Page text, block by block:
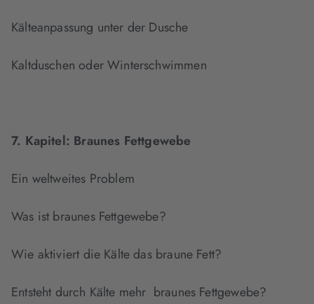
Kälteanpassung unter der Dusche
Kaltduschen oder Winterschwimmen
7. Kapitel: Braunes Fettgewebe
Ein weltweites Problem
Was ist braunes Fettgewebe?
Wie aktiviert die Kälte das braune Fett?
Entsteht durch Kälte mehr braunes Fettgewebe?